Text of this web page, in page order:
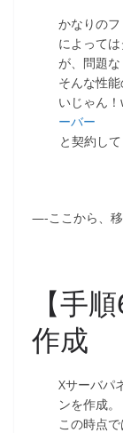
かなりの
によって
が、問題な
そんな性
いじゃん
ーバー
と契約し
—-ここから、
【手
作成
Xサーバパ
ンを作成。
この時点